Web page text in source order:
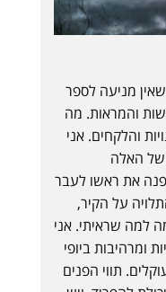
מניעה לספר
והמראות. מה
והלקחים. אני
של האלה
את ראשו לעבר
על הקיר,
למה שראיתי. אני
ומרהיבות ביופי
תווי הפנים